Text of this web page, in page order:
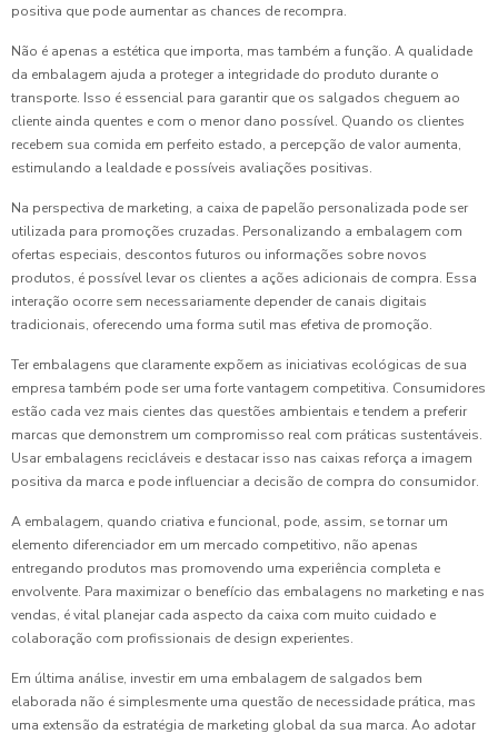
positiva que pode aumentar as chances de recompra.
Não é apenas a estética que importa, mas também a função. A qualidade
da embalagem ajuda a proteger a integridade do produto durante o
transporte. Isso é essencial para garantir que os salgados cheguem ao
cliente ainda quentes e com o menor dano possível. Quando os clientes
recebem sua comida em perfeito estado, a percepção de valor aumenta,
estimulando a lealdade e possíveis avaliações positivas.
Na perspectiva de marketing, a caixa de papelão personalizada pode ser
utilizada para promoções cruzadas. Personalizando a embalagem com
ofertas especiais, descontos futuros ou informações sobre novos
produtos, é possível levar os clientes a ações adicionais de compra. Essa
interação ocorre sem necessariamente depender de canais digitais
tradicionais, oferecendo uma forma sutil mas efetiva de promoção.
Ter embalagens que claramente expõem as iniciativas ecológicas de sua
empresa também pode ser uma forte vantagem competitiva. Consumidores
estão cada vez mais cientes das questões ambientais e tendem a preferir
marcas que demonstrem um compromisso real com práticas sustentáveis.
Usar embalagens recicláveis e destacar isso nas caixas reforça a imagem
positiva da marca e pode influenciar a decisão de compra do consumidor.
A embalagem, quando criativa e funcional, pode, assim, se tornar um
elemento diferenciador em um mercado competitivo, não apenas
entregando produtos mas promovendo uma experiência completa e
envolvente. Para maximizar o benefício das embalagens no marketing e nas
vendas, é vital planejar cada aspecto da caixa com muito cuidado e
colaboração com profissionais de design experientes.
Em última análise, investir em uma embalagem de salgados bem
elaborada não é simplesmente uma questão de necessidade prática, mas
uma extensão da estratégia de marketing global da sua marca. Ao adotar